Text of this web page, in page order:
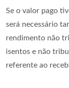
Se o valor pago
será necessário
rendimento não
isentos e não
referente ao